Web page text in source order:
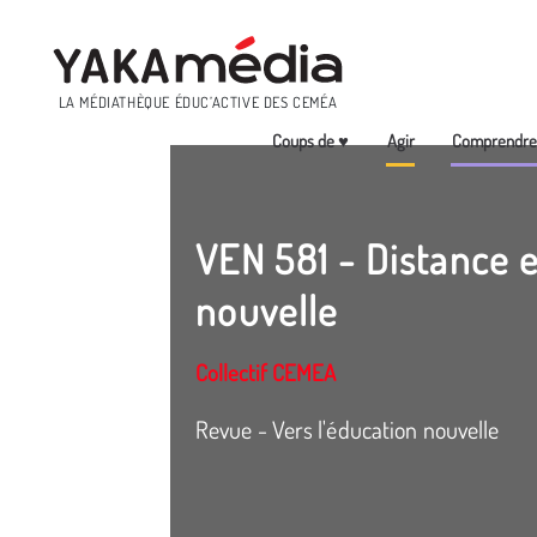
LA MÉDIATHÈQUE ÉDUC’ACTIVE DES CEMÉA
Menu
Coups de ♥ Agir Comprendre
VEN 581 - Distance
nouvelle
Collectif CEMEA
Revue - Vers l'éducation nouvelle